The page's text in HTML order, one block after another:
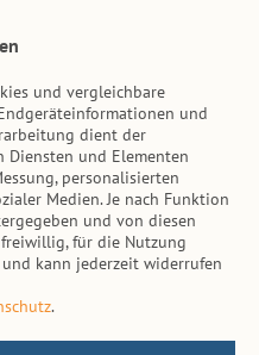
und vergleichbare
und
dient der
und Elementen
personalisierten
Medien. Je nach Funktion
und von diesen
für die Nutzung
kann jederzeit widerrufen
.